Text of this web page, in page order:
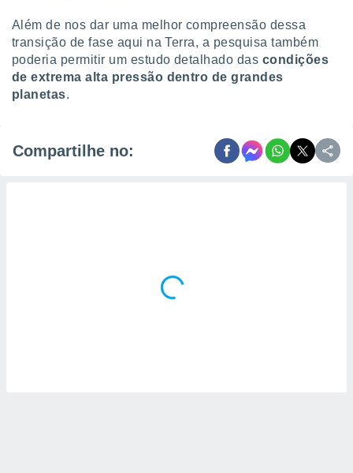
Além de nos dar uma melhor compreensão dessa
transição de fase aqui na Terra, a pesquisa também
poderia permitir um estudo detalhado das condições
de extrema alta pressão dentro de grandes
planetas.
Compartilhe no: